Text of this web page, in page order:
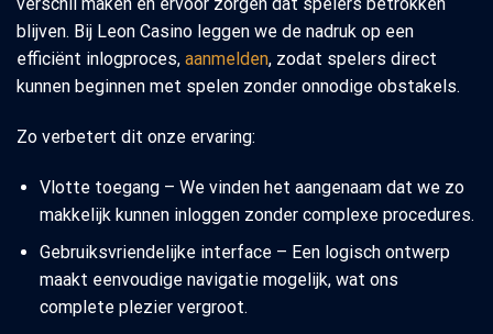
blijven. Bij Leon Casino leggen we de nadruk op een
efficiënt inlogproces, aanmelden, zodat spelers direct
kunnen beginnen met spelen zonder onnodige obstakels.
Zo verbetert dit onze ervaring:
Vlotte toegang – We vinden het aangenaam dat we zo
makkelijk kunnen inloggen zonder complexe procedures.
Gebruiksvriendelijke interface – Een logisch ontwerp
maakt eenvoudige navigatie mogelijk, wat ons
complete plezier vergroot.